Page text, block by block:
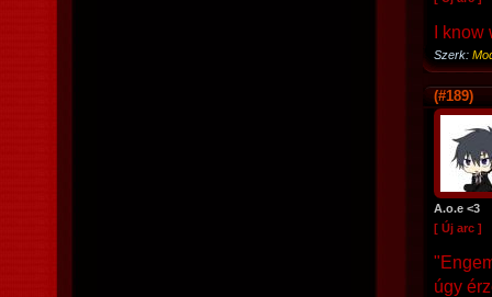
I
Szerk:
(#189)
A.o.e <3
[ Új arc ]
úgy